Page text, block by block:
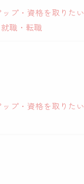
ップ・資格を取りたい
就職・転職
ップ・資格を取りたい